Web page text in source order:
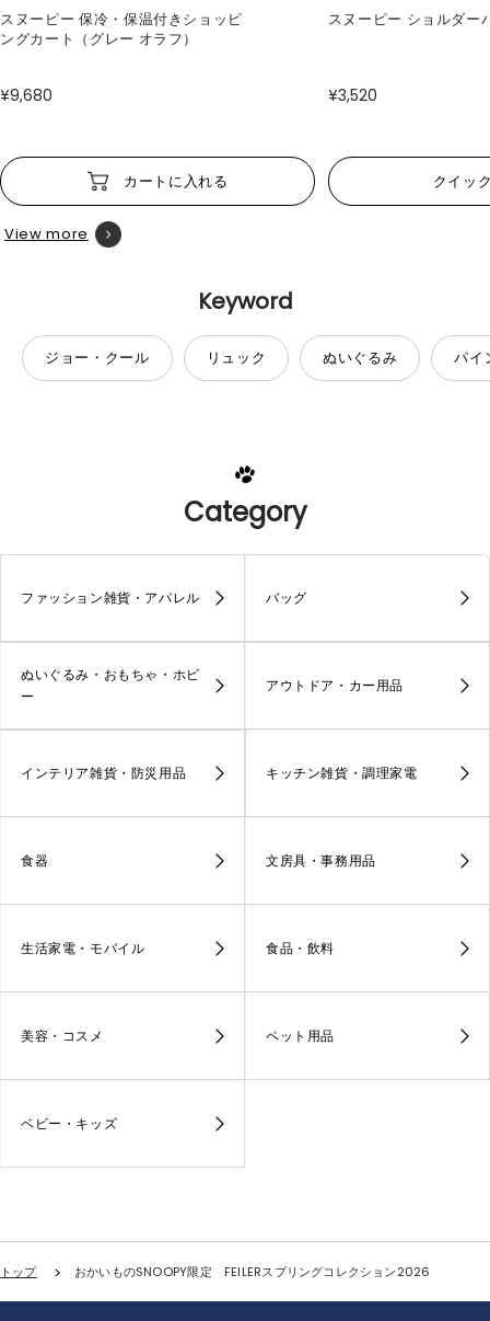
スヌーピー 保冷・保温付きショッピ
ングカート（グレー オラフ）
¥9,680
カートに入れる
スヌーピー ショルダー
¥3,520
クイッ
View more
Keyword
ジョー・クール リュック ぬいぐるみ パイ
Category
ファッション雑貨・アパレル バッグ
ぬいぐるみ・おもちゃ・ホビ
ー
アウトドア・カー用品
インテリア雑貨・防災用品 キッチン雑貨・調理家電
食器 文房具・事務用品
生活家電・モバイル 食品・飲料
美容・コスメ ペット用品
ベビー・キッズ
トップ おかいものSNOOPY限定 FEILERスプリングコレクション2026